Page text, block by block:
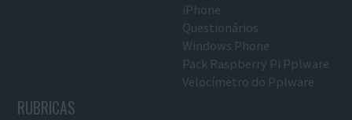
iPhone
Questionários
Windows Phone
Pack Raspberry Pi Pplware
Velocímetro do Pplware
RUBRICAS